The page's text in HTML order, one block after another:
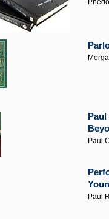
Paul
Paul